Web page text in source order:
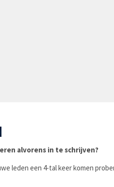
alvorens in te schrijven?
leden een 4-tal keer komen